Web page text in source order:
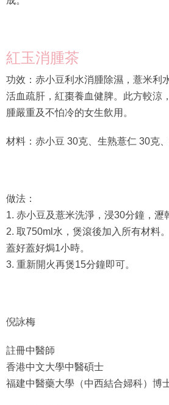
紅玉消腫茶
功效：赤小豆利水消腫除濕，薏米利
活血疏肝，紅棗養血健脾。此方較涼
腫嚴重及不怕冷的女生飲用。
材料：赤小豆 30克、生熟薏仁 30克
做法：
1. 赤小豆及薏米洗淨，浸30分鐘，瀝
2. 取750ml水，煲滾後加入所有材料
蓋好蓋好焗1小時。
3. 重新開火再煲15分鐘即可。
倪詠梅
註冊中醫師
香港中文大學中醫碩士
福建中醫藥大學（中西結合婦科）博